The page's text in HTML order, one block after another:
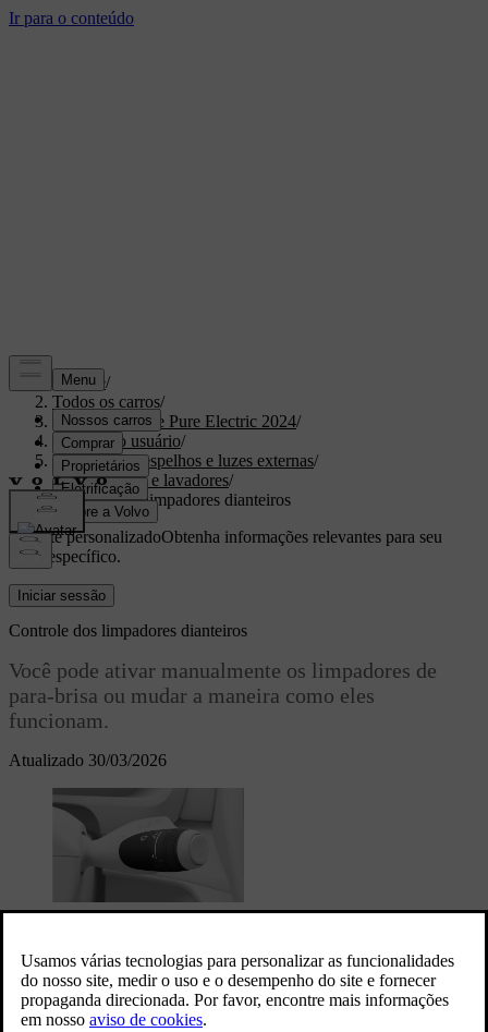
Suporte/
Todos os carros/
XC40 Recharge Pure Electric 2024/
Manual do usuário/
Visibilidade, espelhos e luzes externas/
Limpadores e lavadores/
Controle dos limpadores dianteiros
Suporte personalizadoObtenha informações relevantes para seu
carro específico.
Iniciar sessão
Atualizado 30/03/2026
Controle dos limpadores dianteiros
Você pode ativar manualmente os limpadores de
para-brisa ou mudar a maneira como eles
funcionam.
Os controles do limpador dianteiro se encontram na
Há diferentes modos do limpador dianteiro que podem ser ativados
com o uso da haste direita. Os modos são: